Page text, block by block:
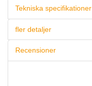
Tekniska specifikationer
fler detaljer
Recensioner